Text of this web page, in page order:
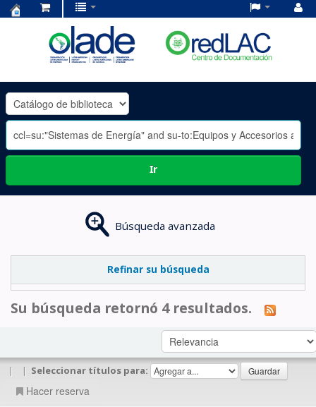
OLADE
-
Ir
Búsqueda avanzada
Refinar su búsqueda
Su búsqueda retornó 4 resultados.
| | Seleccionar títulos para:
Hacer reserva